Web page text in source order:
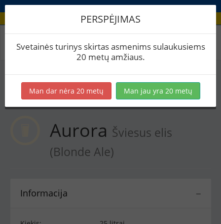
Receptas / Aurora
Virimai (3)
BeerXML
Aurora Šviesus elis
(Blonde Ale)
−
Informacija
PERSPĖJIMAS
Svetainės turinys skirtas asmenims sulaukusiems
20 metų amžiaus.
Man dar nėra 20 metų Man jau yra 20 metų